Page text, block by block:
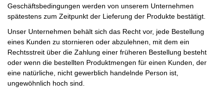
Geschäftsbedingungen werden von unserem Unternehmen
spätestens zum Zeitpunkt der Lieferung der Produkte bestätigt.
Unser Unternehmen behält sich das Recht vor, jede Bestellung
eines Kunden zu stornieren oder abzulehnen, mit dem ein
Rechtsstreit über die Zahlung einer früheren Bestellung besteht
oder wenn die bestellten Produktmengen für einen Kunden, der
eine natürliche, nicht gewerblich handelnde Person ist,
ungewöhnlich hoch sind.